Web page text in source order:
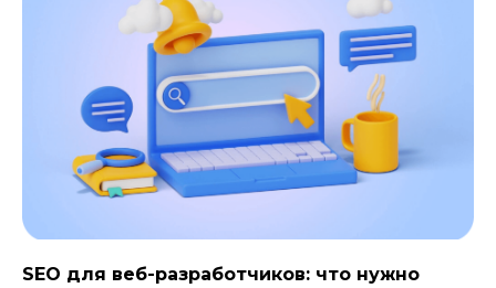
SEO для веб-разработчиков: что нужно